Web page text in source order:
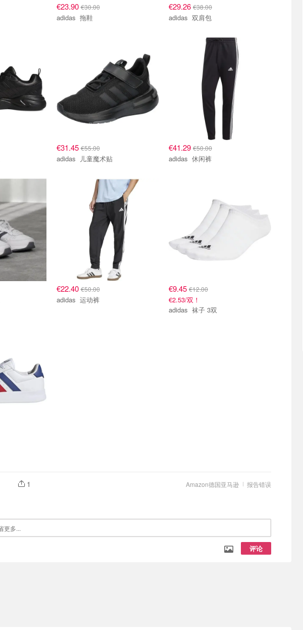
€23.90€30.00
adidas 拖鞋
€29.26 €38.00
adidas 双肩包
€31.45€55.00
adidas 儿童魔术贴
€41.29 €50.00
adidas 休闲裤
€22.40€50.00
adidas 运动裤
€9.45 €12.00
€2.53/双！
adidas 袜子 3双
报告错误
Amazon德国亚马逊
1
评论